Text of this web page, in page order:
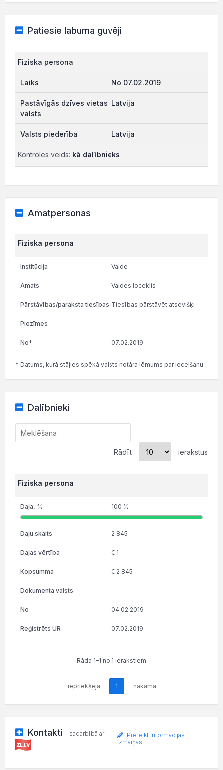
Patiesie labuma guvēji
Fiziska persona
No 07.02.2019
Latvija
Latvija
Kontroles veids: kā dalībnieks
Amatpersonas
Fiziska persona
Valde
Valdes loceklis
Tiesības pārstāvēt atsevišķi
07.02.2019
* Datums, kurā stājies spēkā valsts notāra lēmums par iecelšanu
Dalībnieki
Rādīt ierakstus
Fiziska persona
100 %
2 845
€ 1
€ 2 845
04.02.2019
07.02.2019
Rāda 1–1 no 1 ierakstiem
iepriekšējā 1 nākamā
Kontakti sadarbībā ar
Pieteikt informācijas
izmaiņas